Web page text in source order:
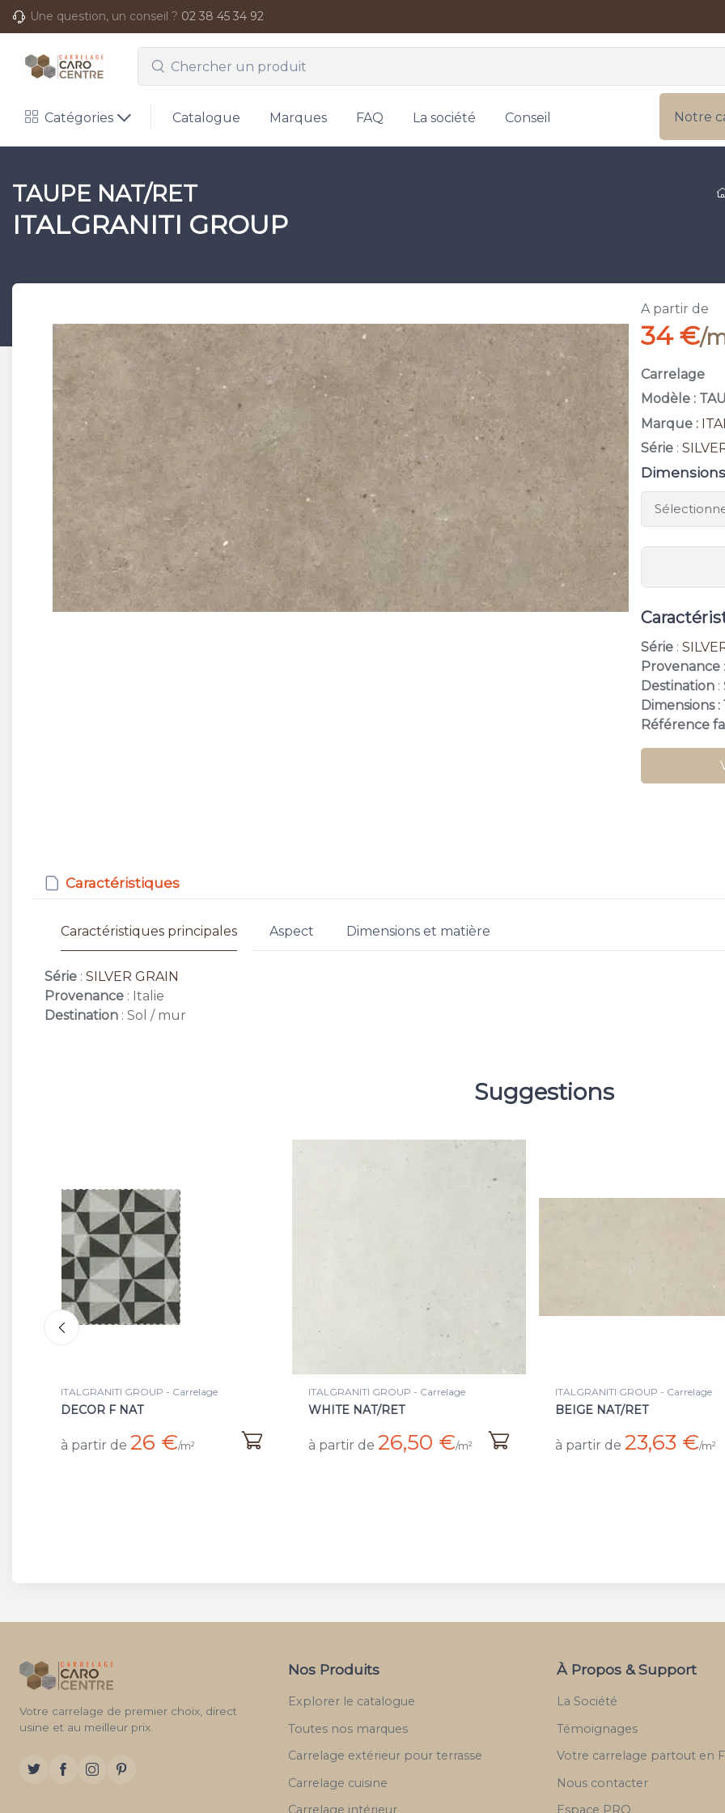
Une question, un conseil ? 02 38 45 34 92
Catégories Catalogue Marques FAQ La société Conseil Notre
TAUPE NAT/RET
ITALGRANITI GROUP
A partir de
34 €/
Carrelage
Modèle :
Marque :
Série :
Dimensions
Série :
Provenance
Destination :
Dimensions
Référence
Caractéristiques
Caractéristiques principales Aspect Dimensions et matière
Série : SILVER GRAIN
Provenance : Italie
Destination : Sol / mur
Suggestions
ITALGRANITI GROUP - Carrelage
WHITE NAT/RET
à partir de 26,50 € /m²
ITALGRANITI GROUP - Carrelage
BEIGE NAT/RET
à partir de 23,63 €
ITALGRANITI GROUP - Plinthe
BATT BEIGE NAT/RET
à partir de 5,50 €/
Votre carrelage de premier choix, direct
usine et au meilleur prix.
Nos Produits
Explorer le catalogue
Toutes nos marques
Carrelage extérieur pour terrasse
Carrelage cuisine
À Propos & Support
La Société
Témoignages
Votre carrelage partout en
Nous contacter